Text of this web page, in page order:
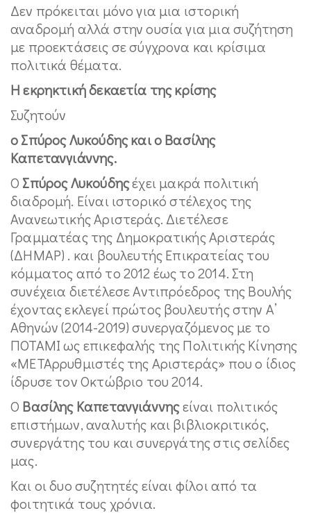
Δεν πρόκειται μόνο για μια ιστορική
αναδρομή αλλά στην ουσία για μια συζήτηση
με προεκτάσεις σε σύγχρονα και κρίσιμα
πολιτικά θέματα.
Η εκρηκτική δεκαετία της κρίσης
Συζητούν
ο Σπύρος Λυκούδης και ο Βασίλης
Καπετανγιάννης.
Ο Σπύρος Λυκούδηςέχει μακρά πολιτική
διαδρομή. Είναι ιστορικό στέλεχος της
Ανανεωτικής Αριστεράς. Διετέλεσε
Γραμματέας της Δημοκρατικής Αριστεράς
(ΔΗΜΑΡ) . και βουλευτής Επικρατείας του
κόμματος από το 2012 έως το 2014. Στη
συνέχεια διετέλεσε Αντιπρόεδρος της Βουλής
έχοντας εκλεγεί πρώτος βουλευτής στην Α’
Αθηνών (2014-2019) συνεργαζόμενος με το
ΠΟΤΑΜΙ ως επικεφαλής της Πολιτικής Κίνησης
«ΜΕΤΑρρυθμιστές της Αριστεράς» που ο ίδιος
ίδρυσε τον Οκτώβριο του 2014.
Ο Βασίλης Καπετανγιάννηςείναι πολιτικός
επιστήμων, αναλυτής και βιβλιοκριτικός,
συνεργάτης του και συνεργάτης στις σελίδες
μας.
Και οι δυο συζητητές είναι φίλοι από τα
φοιτητικά τους χρόνια.